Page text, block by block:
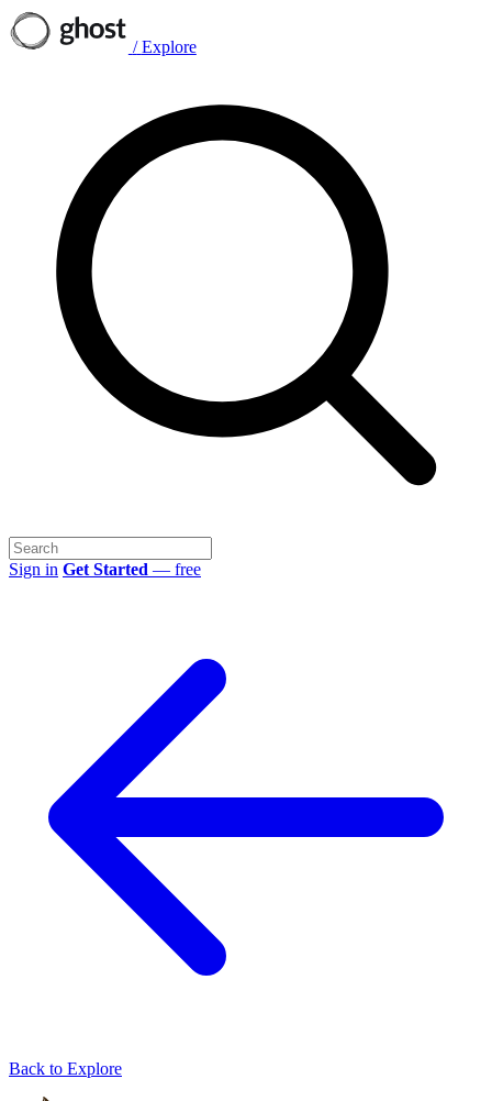
/ Explore
Sign in Get Started — free
Back to Explore